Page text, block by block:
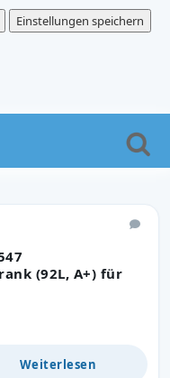
Einstellungen speichern
(92L, A+) für
Weiterlesen